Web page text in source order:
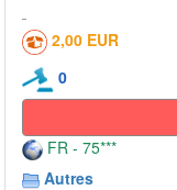
2,00 EUR
0
FR - 75***
Autres